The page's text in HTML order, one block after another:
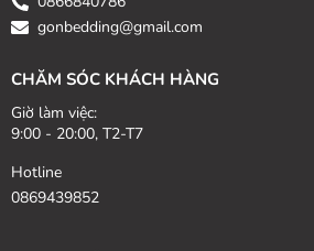
gonbedding@gmail.com
CHĂM SÓC KHÁCH HÀNG
Giờ làm việc:
9:00 - 20:00, T2-T7
Hotline
0869439852